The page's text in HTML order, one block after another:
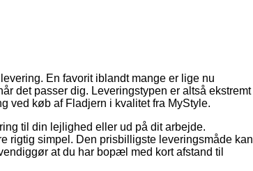
En favorit iblandt mange er lige nu
det passer dig. Leveringstypen er altså ekstremt
ved køb af Fladjern i kvalitet fra MyStyle.
til din lejlighed eller ud på dit arbejde.
rigtig simpel. Den prisbilligste leveringsmåde kan
at du har bopæl med kort afstand til